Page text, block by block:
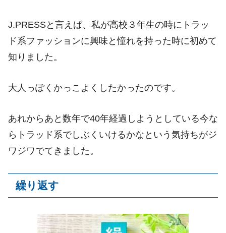
J.PRESSと言えば、私が高校３年生の時にトラッ
ド系ファッションに興味と憧れを持った時に初めて
知りました。
大人っぽくかっこよくしたかったのです。
あれからあと数年で40年経過しようとしている今な
らトラッド系でしぶくいけるかなという気持ちがジ
ワジワでてきました。
繰り返す